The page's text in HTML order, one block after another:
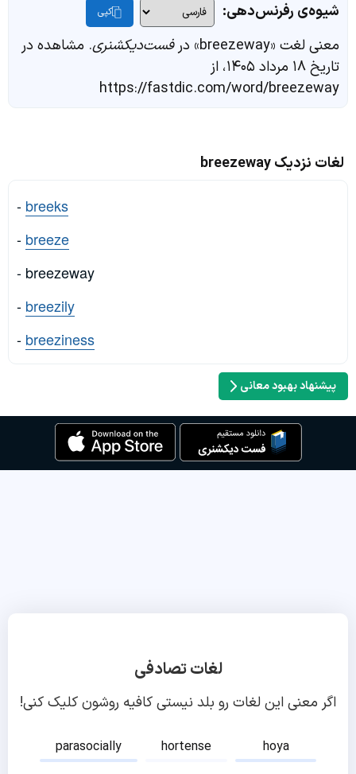
شیوه‌ی رفرنس‌دهی: کپی
معنی لغت «breezeway» در فست‌دیکشنری. مشاهده در
تاریخ ۱۸ مرداد ۱۴۰۵، از
https://fastdic.com/word/breezeway
لغات نزدیک breezeway
- breeks
- breeze
- breezeway
- breezily
- breeziness
پیشنهاد بهبود معانی
لغات تصادفی
اگر معنی این لغات رو بلد نیستی کافیه روشون کلیک کنی!
parasocially hortense
hoya